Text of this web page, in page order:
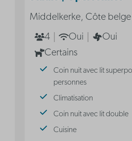
Middelkerke, Côte belge
4
Oui
Oui
Certains
Coin nuit avec lit
personnes
Climatisation
Coin nuit avec lit double
Cuisine